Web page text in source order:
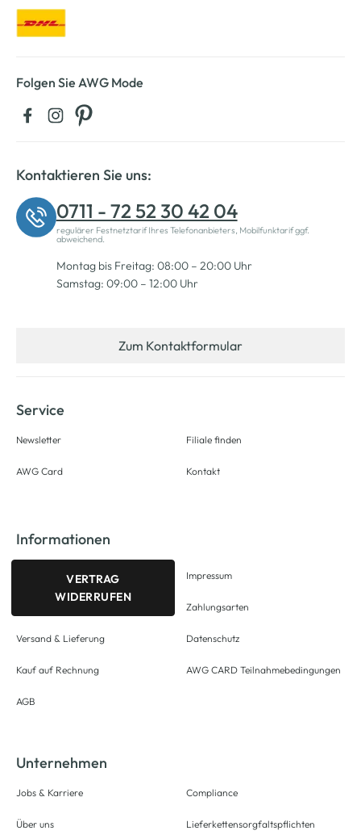
Folgen Sie AWG Mode
Kontaktieren Sie uns:
0711 - 72 52 30 42 04
regulärer Festnetztarif Ihres Telefonanbieters, Mobilfunktarif ggf.
abweichend.
Montag bis Freitag: 08:00 – 20:00 Uhr
Samstag: 09:00 – 12:00 Uhr
Zum Kontaktformular
Service
Newsletter
AWG Card
Filiale finden
Kontakt
Informationen
VERTRAG
WIDERRUFEN
Versand & Lieferung
Kauf auf Rechnung
AGB
Impressum
Zahlungsarten
Datenschutz
AWG CARD Teilnahmebedingungen
Unternehmen
Jobs & Karriere
Über uns
Compliance
Lieferkettensorgfaltspflichten